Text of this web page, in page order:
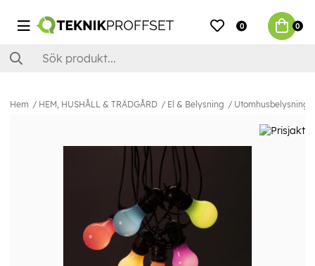
0 0
Hem HEM, HUSHÅLL & TRÄDGÅRD El & Belysning Utomhusbelysning